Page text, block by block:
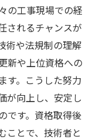
の工事現場での経
されるチャンスが
術や法規制の理解
新や上位資格への
す。こうした努力
が向上し、安定し
です。資格取得後
ことで、技術者と